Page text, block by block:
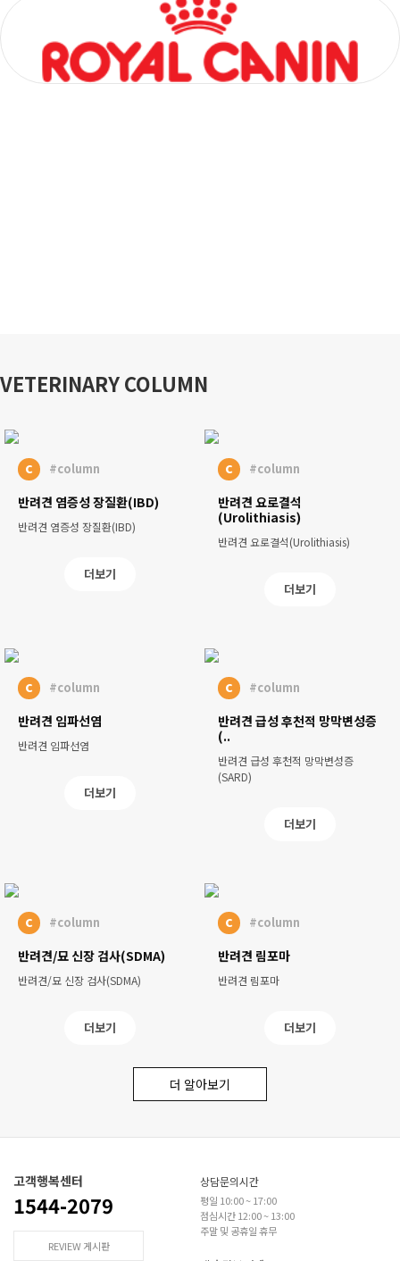
VETERINARY COLUMN
c #column
반려견 염증성 장질환(IBD)
반려견 염증성 장질환(IBD)
더보기
c #column
반려견 요로결석
(Urolithiasis)
반려견 요로결석(Urolithiasis)
더보기
c #column
반려견 임파선염
반려견 임파선염
더보기
c #column
반려견 급성 후천적 망막변성증
(..
반려견 급성 후천적 망막변성증
(SARD)
더보기
c #column
반려견/묘 신장 검사(SDMA)
반려견/묘 신장 검사(SDMA)
더보기
c #column
반려견 림포마
반려견 림포마
더보기
더 알아보기
고객행복센터
1544-2079
REVIEW 게시판
상담문의시간
평일 10:00 ~ 17:00
점심시간 12:00 ~ 13:00
주말 및 공휴일 휴무